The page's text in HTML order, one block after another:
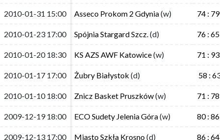
2010-01-31 15:00 Asseco Prokom 2 Gdynia(w) 74 : 79
2010-01-23 17:00 Spójnia Stargard Szcz.(d) 76 : 65
2010-01-20 18:30 KS AZS AWF Katowice(w) 71 : 93
2010-01-17 17:00 Żubry Białystok (d) 58 :
2010-01-10 18:00 Znicz Basket Pruszków(w) 71 : 78
2009-12-19 18:00 ECO Sudety Jelenia Góra(w) 80 : 86
2009-12-13 17:00 Miasto Szkła Krosno(d) 86 : 64
2010-01-31 15:00 Asseco Prokom 2 Gdynia(w) 74 : 79
2010-01-23 17:00 Spójnia Stargard Szcz.(d) 76 : 65
2010-01-20 18:30 KS AZS AWF Katowice(w) 71 : 93
2010-01-17 17:00 Żubry Białystok (d) 58 :
2010-01-10 18:00 Znicz Basket Pruszków(w) 71 : 78
2009-12-19 18:00 ECO Sudety Jelenia Góra(w) 80 : 86
2009-12-13 17:00 Miasto Szkła Krosno(d) 86 : 64